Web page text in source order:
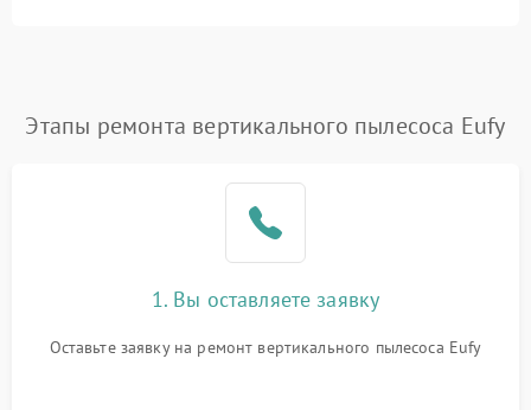
Этапы ремонта вертикального пылесоса Eufy
1. Вы оставляете заявку
Оставьте заявку на ремонт вертикального пылесоса Eufy